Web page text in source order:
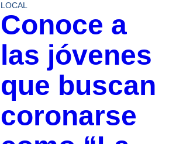
LOCAL
Conoce a
las jóvenes
que buscan
coronarse